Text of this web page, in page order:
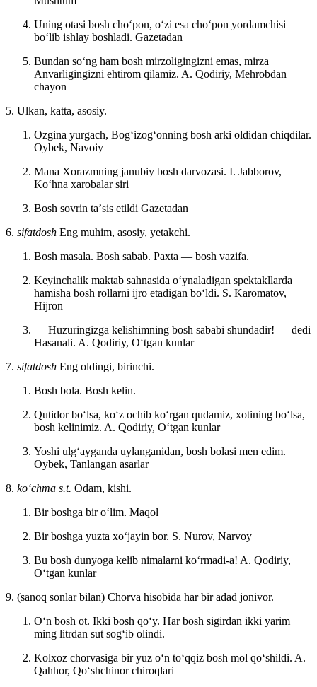
Uning otasi bosh choʻpon, oʻzi esa choʻpon yordamchisi
boʻlib ishlay boshladi. Gazetadan
Bundan soʻng ham bosh mirzoligingizni emas, mirza
Anvarligingizni ehtirom qilamiz. A. Qodiriy, Mehrobdan
chayon
5. Ulkan, katta, asosiy.
Ozgina yurgach, Bogʻizogʻonning bosh arki oldidan chiqdilar.
Oybek, Navoiy
Mana Xorazmning janubiy bosh darvozasi. I. Jabborov,
Koʻhna xarobalar siri
Bosh sovrin taʼsis etildi Gazetadan
6. sifatdosh Eng muhim, asosiy, yetakchi.
Bosh masala. Bosh sabab. Paxta — bosh vazifa.
Keyinchalik maktab sahnasida oʻynaladigan spektakllarda
hamisha bosh rollarni ijro etadigan boʻldi. S. Karomatov,
Hijron
— Huzuringizga kelishimning bosh sababi shundadir! — dedi
Hasanali. A. Qodiriy, Oʻtgan kunlar
7. sifatdosh Eng oldingi, birinchi.
Bosh bola. Bosh kelin.
Qutidor boʻlsa, koʻz ochib koʻrgan qudamiz, xotining boʻlsa,
bosh kelinimiz. A. Qodiriy, Oʻtgan kunlar
Yoshi ulgʻayganda uylanganidan, bosh bolasi men edim.
Oybek, Tanlangan asarlar
8. koʻchma s.t. Odam, kishi.
Bir boshga bir oʻlim. Maqol
Bir boshga yuzta xoʻjayin bor. S. Nurov, Narvoy
Bu bosh dunyoga kelib nimalarni koʻrmadi-a! A. Qodiriy,
Oʻtgan kunlar
9. (sanoq sonlar bilan) Chorva hisobida har bir adad jonivor.
Oʻn bosh ot. Ikki bosh qoʻy. Har bosh sigirdan ikki yarim
ming litrdan sut sogʻib olindi.
Kolxoz chorvasiga bir yuz oʻn toʻqqiz bosh mol qoʻshildi. A.
Qahhor, Qoʻshchinor chiroqlari